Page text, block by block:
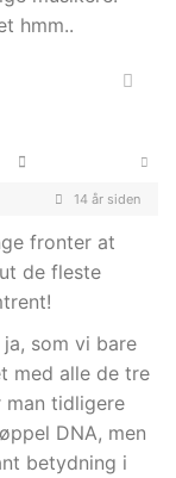
hmm..
14 år siden
fronter at
de fleste
som vi bare
med alle de tre
man tidligere
DNA, men
betydning i